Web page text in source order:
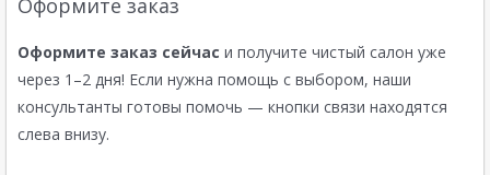
Оформите заказ
Оформите заказ сейчас и получите чистый салон уже
через 1–2 дня! Если нужна помощь с выбором, наши
консультанты готовы помочь — кнопки связи находятся
слева внизу.